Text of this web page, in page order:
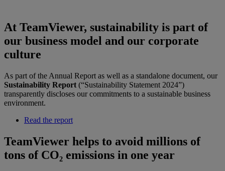
At TeamViewer, sustainability is part of
our business model and our corporate
culture
As part of the Annual Report as well as a standalone document, our
Sustainability Report (“Sustainability Statement 2024”)
transparently discloses our commitments to a sustainable business
environment.
Read the report
TeamViewer helps to avoid millions of
tons of CO₂ emissions in one year